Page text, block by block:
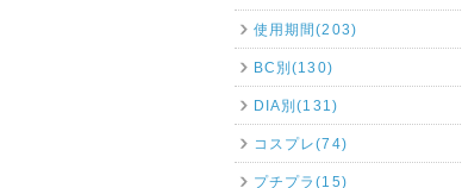
使用期間(203)
BC別(130)
DIA別(131)
コスプレ(74)
プチプラ(15)